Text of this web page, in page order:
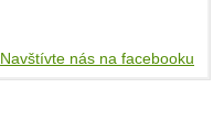
Navštívte nás na facebooku